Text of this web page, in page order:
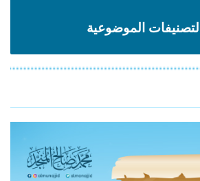
التصنيفات الموضوعية